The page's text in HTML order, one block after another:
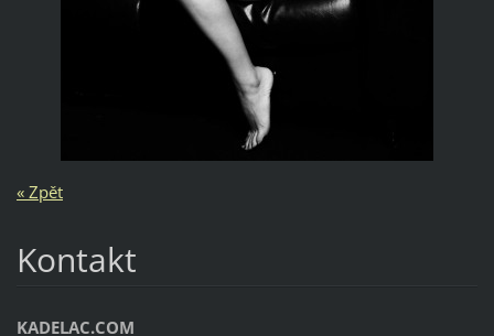
« Zpět
Kontakt
KADELAC.COM